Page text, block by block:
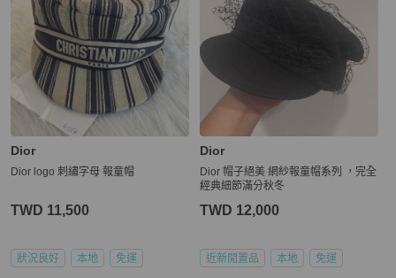
Dior
Dior logo 刺繡字母 報童帽
TWD 11,500
狀況良好 本地 免運
Dior
Dior 帽子絕美 網紗報童帽系列 ，完全
經典細節滿分秋冬
TWD 12,000
近新閒置品 本地 免運